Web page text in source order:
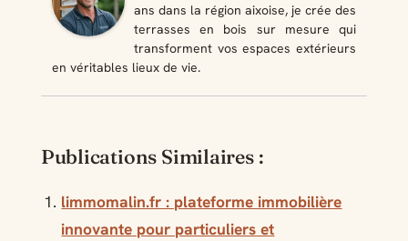
ans dans la région aixoise, je crée des
terrasses en bois sur mesure qui
transforment vos espaces extérieurs
en véritables lieux de vie.
Publications Similaires :
limmomalin.fr : plateforme immobilière
innovante pour particuliers et